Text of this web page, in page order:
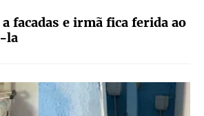
facadas e irmã fica ferida ao
la